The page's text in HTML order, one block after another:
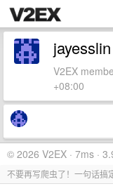
jayesslin
V2EX
+08:00
© 2026 V2EX · 7ms ·
不要再写爬虫了！一句话搞